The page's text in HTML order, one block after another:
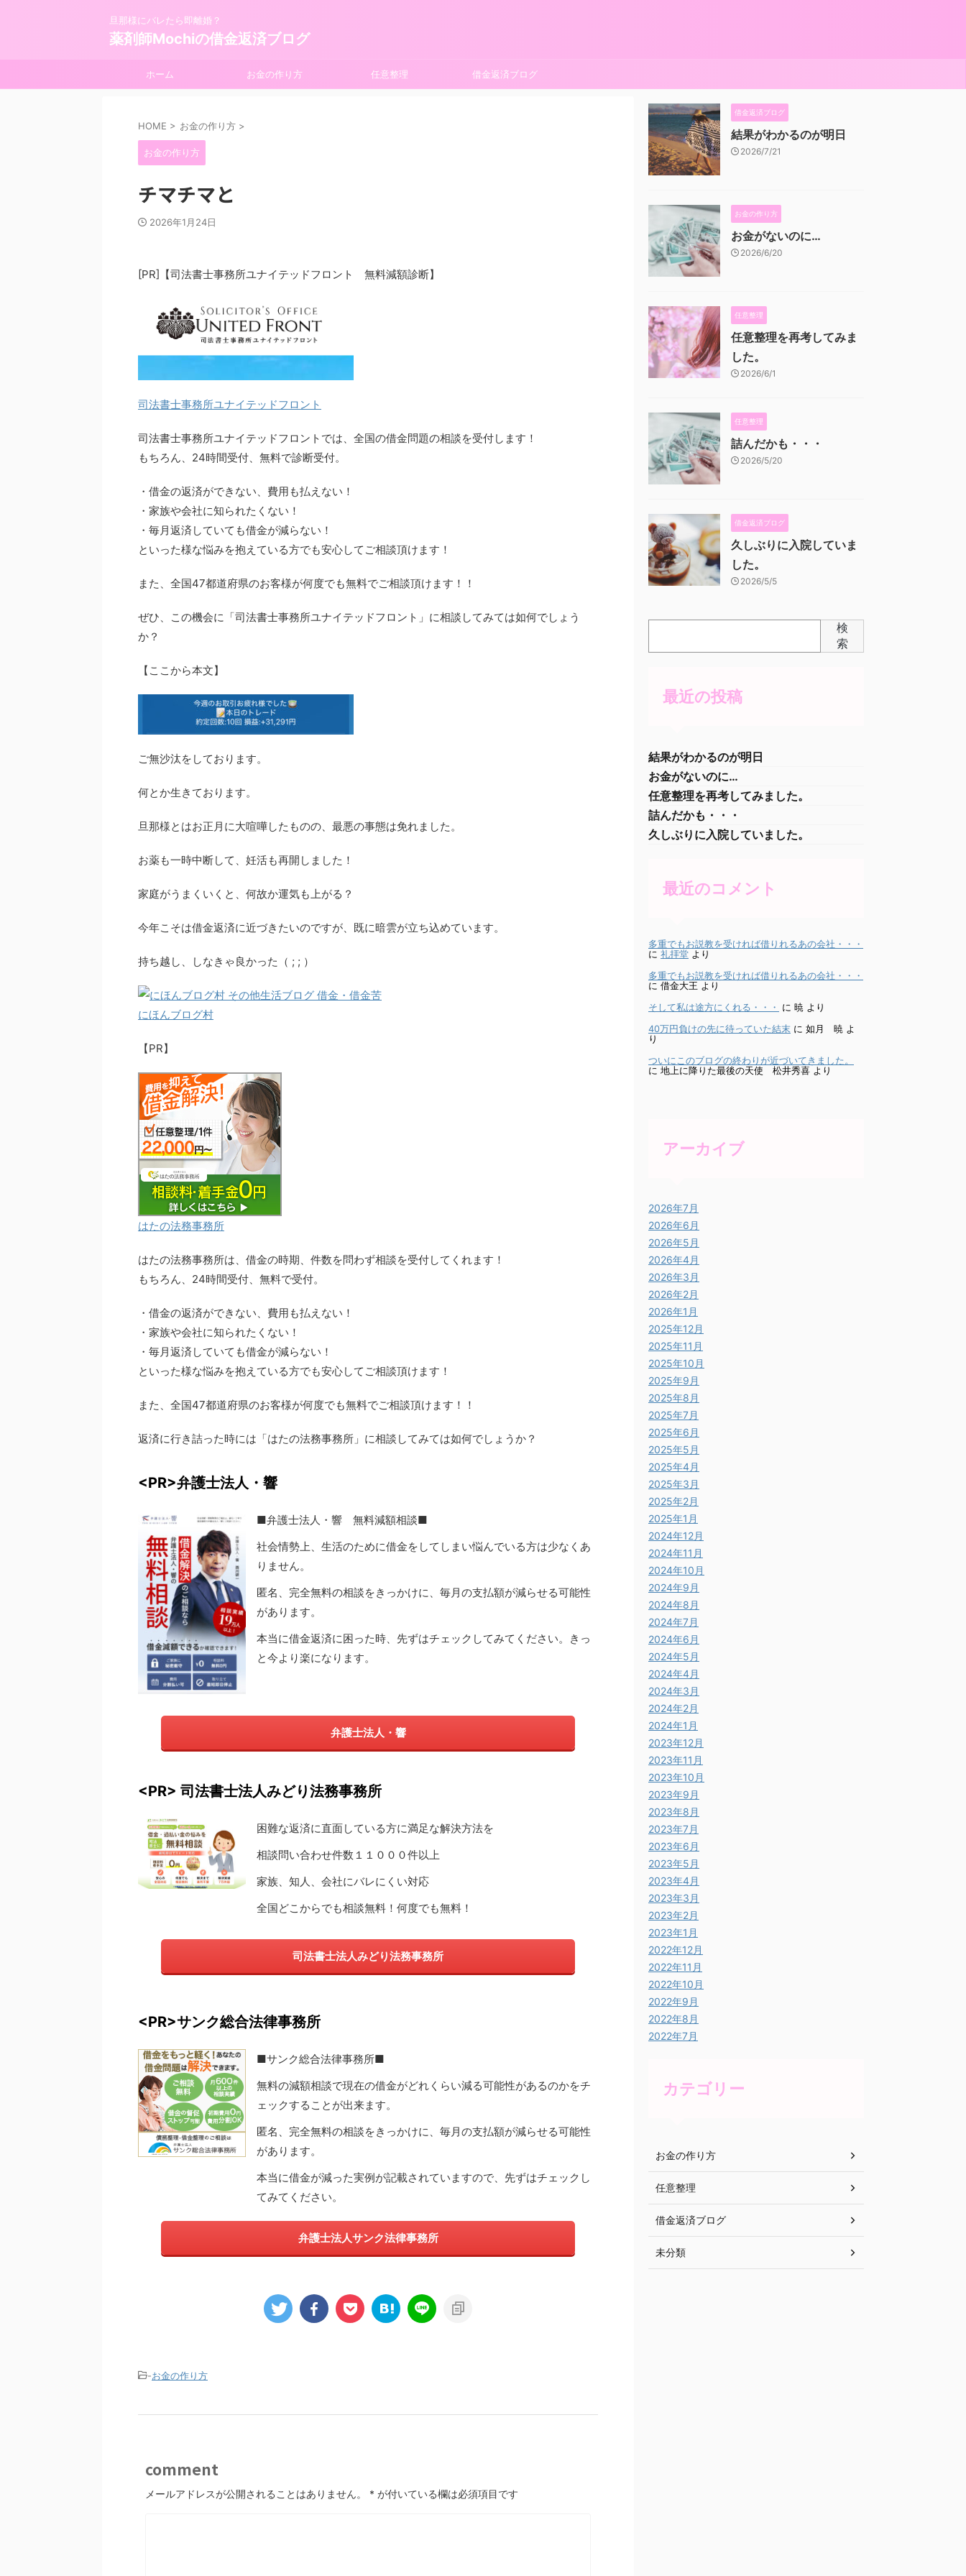
旦那様にバレたら即離婚？
薬剤師Mochiの借金返済ブログ
ホーム お金の作り方 任意整理 借金返済ブログ
HOME > お金の作り方 >
お金の作り方
チマチマと
2026年1月24日
[PR]【司法書士事務所ユナイテッドフロント 無料減額診断】
司法書士事務所ユナイテッドフロント
司法書士事務所ユナイテッドフロントでは、全国の借金問題の相談を受付します！
もちろん、24時間受付、無料で診断受付。
・借金の返済ができない、費用も払えない！
・家族や会社に知られたくない！
・毎月返済していても借金が減らない！
といった様な悩みを抱えている方でも安心してご相談頂けます！
また、全国47都道府県のお客様が何度でも無料でご相談頂けます！！
ぜひ、この機会に「司法書士事務所ユナイテッドフロント」に相談してみては如何でしょう
か？
【ここから本文】
ご無沙汰をしております。
何とか生きております。
旦那様とはお正月に大喧嘩したものの、最悪の事態は免れました。
お薬も一時中断して、妊活も再開しました！
家庭がうまくいくと、何故か運気も上がる？
今年こそは借金返済に近づきたいのですが、既に暗雲が立ち込めています。
持ち越し、しなきゃ良かった（ ; ; ）
にほんブログ村
【PR】
はたの法務事務所
はたの法務事務所は、借金の時期、件数を問わず相談を受付してくれます！
もちろん、24時間受付、無料で受付。
・借金の返済ができない、費用も払えない！
・家族や会社に知られたくない！
・毎月返済していても借金が減らない！
といった様な悩みを抱えている方でも安心してご相談頂けます！
また、全国47都道府県のお客様が何度でも無料でご相談頂けます！！
返済に行き詰った時には「はたの法務事務所」に相談してみては如何でしょうか？
<PR>弁護士法人・響
■弁護士法人・響 無料減額相談■
社会情勢上、生活のために借金をしてしまい悩んでいる方は少なくあ
りません。
匿名、完全無料の相談をきっかけに、毎月の支払額が減らせる可能性
があります。
本当に借金返済に困った時、先ずはチェックしてみてください。きっ
と今より楽になります。
弁護士法人・響
<PR> 司法書士法人みどり法務事務所
困難な返済に直面している方に満足な解決方法を
相談問い合わせ件数１１０００件以上
家族、知人、会社にバレにくい対応
全国どこからでも相談無料！何度でも無料！
司法書士法人みどり法務事務所
<PR>サンク総合法律事務所
■サンク総合法律事務所■
無料の減額相談で現在の借金がどれくらい減る可能性があるのかをチ
ェックすることが出来ます。
匿名、完全無料の相談をきっかけに、毎月の支払額が減らせる可能性
があります。
本当に借金が減った実例が記載されていますので、先ずはチェックし
てみてください。
弁護士法人サンク法律事務所
-お金の作り方
comment
メールアドレスが公開されることはありません。 * が付いている欄は必須項目です
借金返済ブログ
結果がわかるのが明日
2026/7/21
お金の作り方
お金がないのに…
2026/6/20
任意整理
任意整理を再考してみま
した。
2026/6/1
任意整理
詰んだかも・・・
2026/5/20
借金返済ブログ
久しぶりに入院していま
した。
2026/5/5
検
索
最近の投稿
結果がわかるのが明日
お金がないのに…
任意整理を再考してみました。
詰んだかも・・・
久しぶりに入院していました。
最近のコメント
多重でもお説教を受ければ借りれるあの会社・・・
に 礼拝堂 より
多重でもお説教を受ければ借りれるあの会社・・・
に 借金大王 より
そして私は途方にくれる・・・
に 暁 より
40万円負けの先に待っていた結末 に 如月 暁 よ
り
ついにこのブログの終わりが近づいてきました。
に 地上に降りた最後の天使 松井秀喜 より
アーカイブ
2026年7月
2026年6月
2026年5月
2026年4月
2026年3月
2026年2月
2026年1月
2025年12月
2025年11月
2025年10月
2025年9月
2025年8月
2025年7月
2025年6月
2025年5月
2025年4月
2025年3月
2025年2月
2025年1月
2024年12月
2024年11月
2024年10月
2024年9月
2024年8月
2024年7月
2024年6月
2024年5月
2024年4月
2024年3月
2024年2月
2024年1月
2023年12月
2023年11月
2023年10月
2023年9月
2023年8月
2023年7月
2023年6月
2023年5月
2023年4月
2023年3月
2023年2月
2023年1月
2022年12月
2022年11月
2022年10月
2022年9月
2022年8月
2022年7月
カテゴリー
お金の作り方
任意整理
借金返済ブログ
未分類